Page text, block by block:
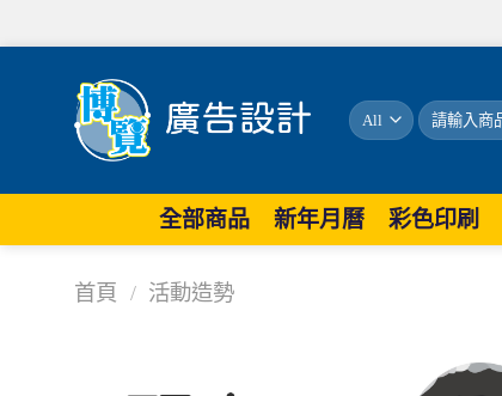
搜
尋
全部商品 新年月曆 彩色印刷
首頁 / 活動造勢